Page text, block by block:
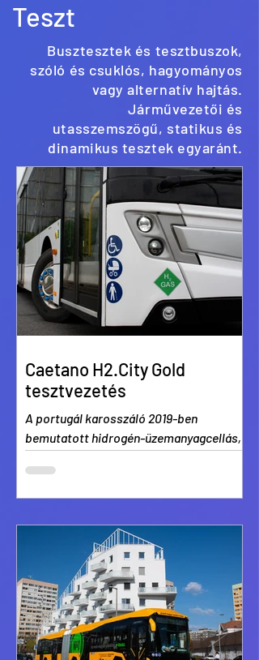
Teszt
Busztesztek és tesztbuszok,
szóló és csuklós, hagyományos
vagy alternatív hajtás.
Járművezetői és
utasszemszögű, statikus és
dinamikus tesztek egyaránt.
Caetano H2.City Gold
tesztvezetés
A portugál karosszáló 2019-ben
bemutatott hidrogén-üzemanyagcellás,